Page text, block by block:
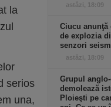
la
serios
una,
astăzi, 18:09
Ciucu anunţă
de explozia
senzori
astăzi, 18:09
Grupul
demolează
Ploieşti pe